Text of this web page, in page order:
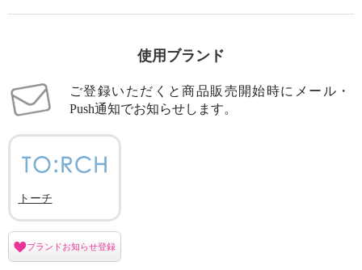
使用ブランド
ご登録いただくと商品販売開始時にメール・
Push通知でお知らせします。
トーチ
ブランドお知らせ登録